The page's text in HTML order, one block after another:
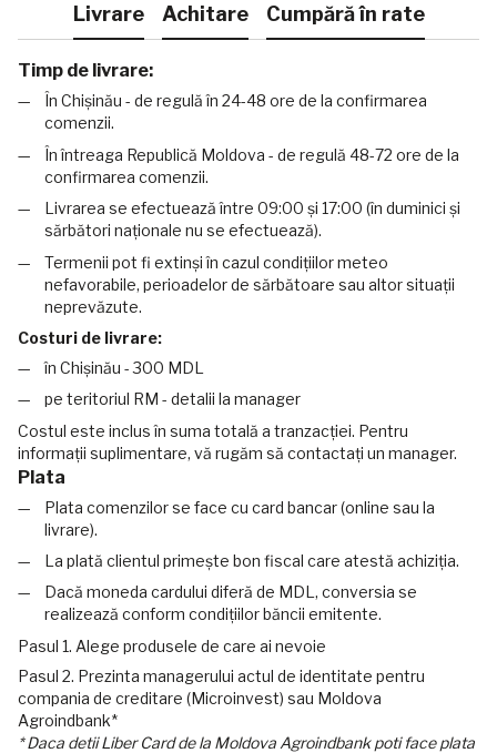
Livrare Achitare Cumpără în rate
Timp de livrare:
În Chișinău - de regulă în 24-48 ore de la confirmarea
comenzii.
În întreaga Republică Moldova - de regulă 48-72 ore de la
confirmarea comenzii.
Livrarea se efectuează între 09:00 și 17:00 (în duminici și
sărbători naționale nu se efectuează).
Termenii pot fi extinși în cazul condițiilor meteo
nefavorabile, perioadelor de sărbătoare sau altor situații
neprevăzute.
Costuri de livrare:
în Chișinău - 300 MDL
pe teritoriul RM - detalii la manager
Costul este inclus în suma totală a tranzacției. Pentru
informații suplimentare, vă rugăm să contactați un manager.
Plata
Plata comenzilor se face cu card bancar (online sau la
livrare).
La plată clientul primește bon fiscal care atestă achiziția.
Dacă moneda cardului diferă de MDL, conversia se
realizează conform condițiilor băncii emitente.
Pasul 1. Alege produsele de care ai nevoie
Pasul 2. Prezinta managerului actul de identitate pentru
compania de creditare (Microinvest) sau Moldova
Agroindbank*
* Daca detii Liber Card de la Moldova Agroindbank poti face plata